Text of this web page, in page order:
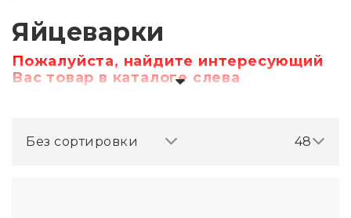
Яйцеварки
Пожалуйста, найдите интересующий
Вас товар в каталоге слева
48
Без сортировки